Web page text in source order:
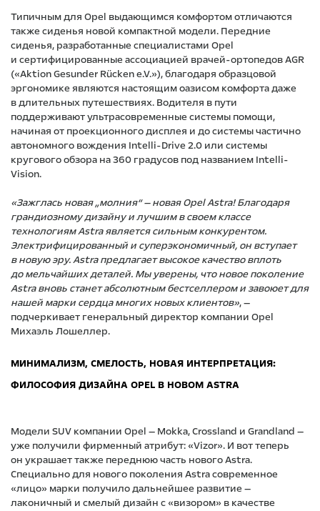
Типичным для Opel выдающимся комфортом отличаются
также сиденья новой компактной модели. Передние
сиденья, разработанные специалистами Opel
и сертифицированные ассоциацией врачей-ортопедов AGR
(«Aktion Gesunder Rücken e.V.»), благодаря образцовой
эргономике являются настоящим оазисом комфорта даже
в длительных путешествиях. Водителя в пути
поддерживают ультрасовременные системы помощи,
начиная от проекционного дисплея и до системы частично
автономного вождения Intelli-Drive 2.0 или системы
кругового обзора на 360 градусов под названием Intelli-
Vision.
«Зажглась новая „молния“ — новая Opel Astra! Благодаря
грандиозному дизайну и лучшим в своем классе
технологиям Astra является сильным конкурентом.
Электрифицированный и суперэкономичный, он вступает
в новую эру. Astra предлагает высокое качество вплоть
до мельчайших деталей. Мы уверены, что новое поколение
Astra вновь станет абсолютным бестселлером и завоюет для
нашей марки сердца многих новых клиентов», —
подчеркивает генеральный директор компании Opel
Михаэль Лошеллер.
МИНИМАЛИЗМ, СМЕЛОСТЬ, НОВАЯ ИНТЕРПРЕТАЦИЯ:
ФИЛОСОФИЯ ДИЗАЙНА OPEL В НОВОМ ASTRA
Модели SUV компании Opel — Mokka, Crossland и Grandland —
уже получили фирменный атрибут: «Vizor». И вот теперь
он украшает также переднюю часть нового Astra.
Специально для нового поколения Astra современное
«лицо» марки получило дальнейшее развитие —
лаконичный и смелый дизайн с «визором» в качестве